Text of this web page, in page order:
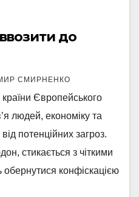
до
СМИРНЕНКО
Європейського
людей, економіку та
потенційних загроз.
стикається з чіткими
конфіскацією